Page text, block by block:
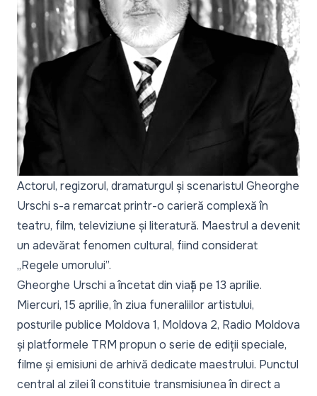
Actorul, regizorul, dramaturgul și scenaristul Gheorghe
Urschi s-a remarcat printr-o carieră complexă în
teatru, film, televiziune și literatură. Maestrul a devenit
un adevărat fenomen cultural, fiind considerat
„Regele umorului”.
Gheorghe Urschi a încetat din viață pe 13 aprilie.
Miercuri, 15 aprilie, în ziua funeraliilor artistului,
posturile publice Moldova 1, Moldova 2, Radio Moldova
și platformele TRM propun o serie de ediții speciale,
filme și emisiuni de arhivă dedicate maestrului. Punctul
central al zilei îl constituie transmisiunea în direct a